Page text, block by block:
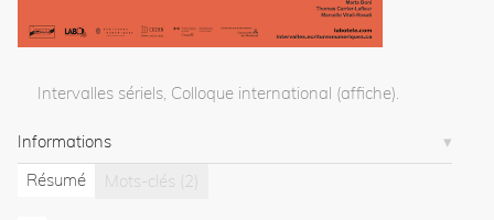
r
/
s
s
Intervalles sériels, Colloque international (affiche).
Informations
Résumé
Mots-clés (2)